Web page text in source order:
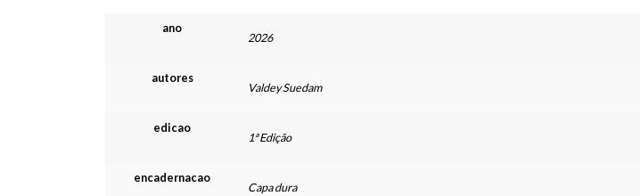
ano
2026
autores
Valdey Suedam
edicao
1ª Edição
encadernacao
Capa dura